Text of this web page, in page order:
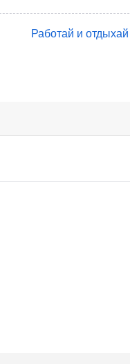
Работай и отдыхай